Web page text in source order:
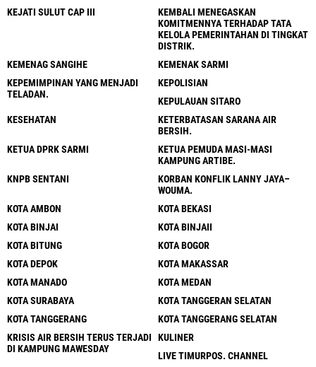
KEJATI SULUT CAP III
KEMBALI MENEGASKAN
KOMITMENNYA TERHADAP TATA
KELOLA PEMERINTAHAN DI TINGKAT
DISTRIK.
KEMENAG SANGIHE
KEMENAK SARMI
KEPEMIMPINAN YANG MENJADI
TELADAN.
KEPOLISIAN
KEPULAUAN SITARO
KESEHATAN
KETERBATASAN SARANA AIR
BERSIH.
KETUA DPRK SARMI
KETUA PEMUDA MASI-MASI
KAMPUNG ARTIBE.
KNPB SENTANI
KORBAN KONFLIK LANNY JAYA–
WOUMA.
KOTA AMBON
KOTA BEKASI
KOTA BINJAI
KOTA BINJAII
KOTA BITUNG
KOTA BOGOR
KOTA DEPOK
KOTA MAKASSAR
KOTA MANADO
KOTA MEDAN
KOTA SURABAYA
KOTA TANGGERAN SELATAN
KOTA TANGGERANG
KOTA TANGGERANG SELATAN
KRISIS AIR BERSIH TERUS TERJADI
DI KAMPUNG MAWESDAY
KULINER
LIVE TIMURPOS. CHANNEL